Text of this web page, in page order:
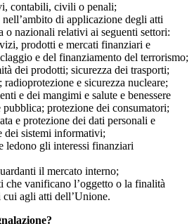
contabili, civili o penali;
di applicazione degli atti
o nazionali relativi ai seguenti settori:
prodotti e mercati finanziari e
e del finanziamento del terrorismo;
dei prodotti; sicurezza dei trasporti;
radioprotezione e sicurezza nucleare;
e dei mangimi e salute e benessere
protezione dei consumatori;
e protezione dei dati personali e
dei sistemi informativi;
ledono gli interessi finanziari
il mercato interno;
che vanificano l’oggetto o la finalità
agli atti dell’Unione.